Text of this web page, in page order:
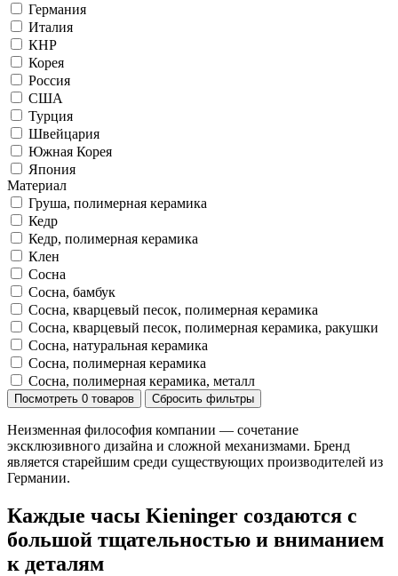
Германия
Италия
КНР
Корея
Россия
США
Турция
Швейцария
Южная Корея
Япония
Материал
Груша, полимерная керамика
Кедр
Кедр, полимерная керамика
Клен
Сосна
Сосна, бамбук
Сосна, кварцевый песок, полимерная керамика
Сосна, кварцевый песок, полимерная керамика, ракушки
Сосна, натуральная керамика
Сосна, полимерная керамика
Сосна, полимерная керамика, металл
Посмотреть 0 товаров Сбросить фильтры
Неизменная философия компании — сочетание
эксклюзивного дизайна и сложной механизмами. Бренд
является старейшим среди существующих производителей из
Германии.
Каждые часы Kieninger создаются с
большой тщательностью и вниманием
к деталям